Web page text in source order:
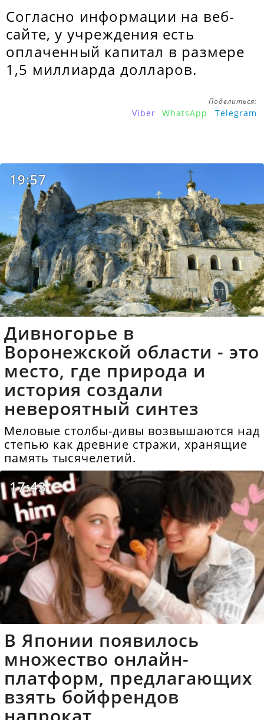
Согласно информации на веб-
сайте, у учреждения есть
оплаченный капитал в размере
1,5 миллиарда долларов.
Поделиться:
Viber WhatsApp Telegram
19:57
Дивногорье в
Воронежской области - это
место, где природа и
история создали
невероятный синтез
Меловые столбы-дивы возвышаются над
степью как древние стражи, хранящие
память тысячелетий.
17:43
В Японии появилось
множество онлайн-
платформ, предлагающих
взять бойфрендов